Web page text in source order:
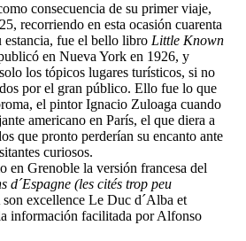
consecuencia de su primer viaje,
recorriendo en esta ocasión cuarenta
estancia, fue el bello libro Little Known
en Nueva York en 1926, y
los tópicos lugares turísticos, si no
por el gran público. Ello fue lo que
el pintor Ignacio Zuloaga cuando
americano en París, el que diera a
que pronto perderían su encanto ante
curiosos.
en Grenoble la versión francesa del
d´Espagne (les cités trop peu
excellence Le Duc d´Alba et
información facilitada por Alfonso